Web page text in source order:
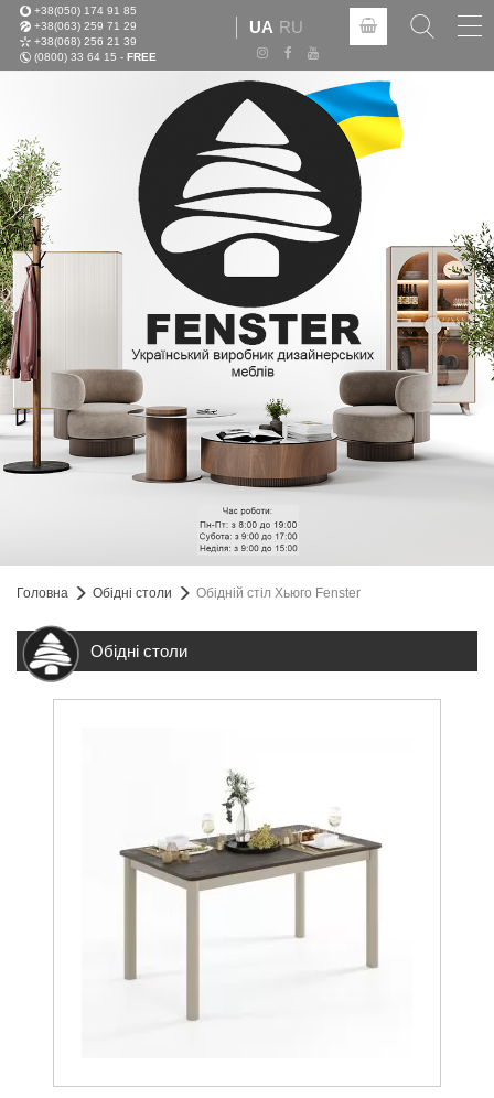
+38(050) 174 91 85
+38(063) 259 71 29
+38(068) 256 21 39
(0800) 33 64 15 - FREE
UA RU
Головна Обідні столи Обідній стіл Хьюго Fenster
Обідні столи